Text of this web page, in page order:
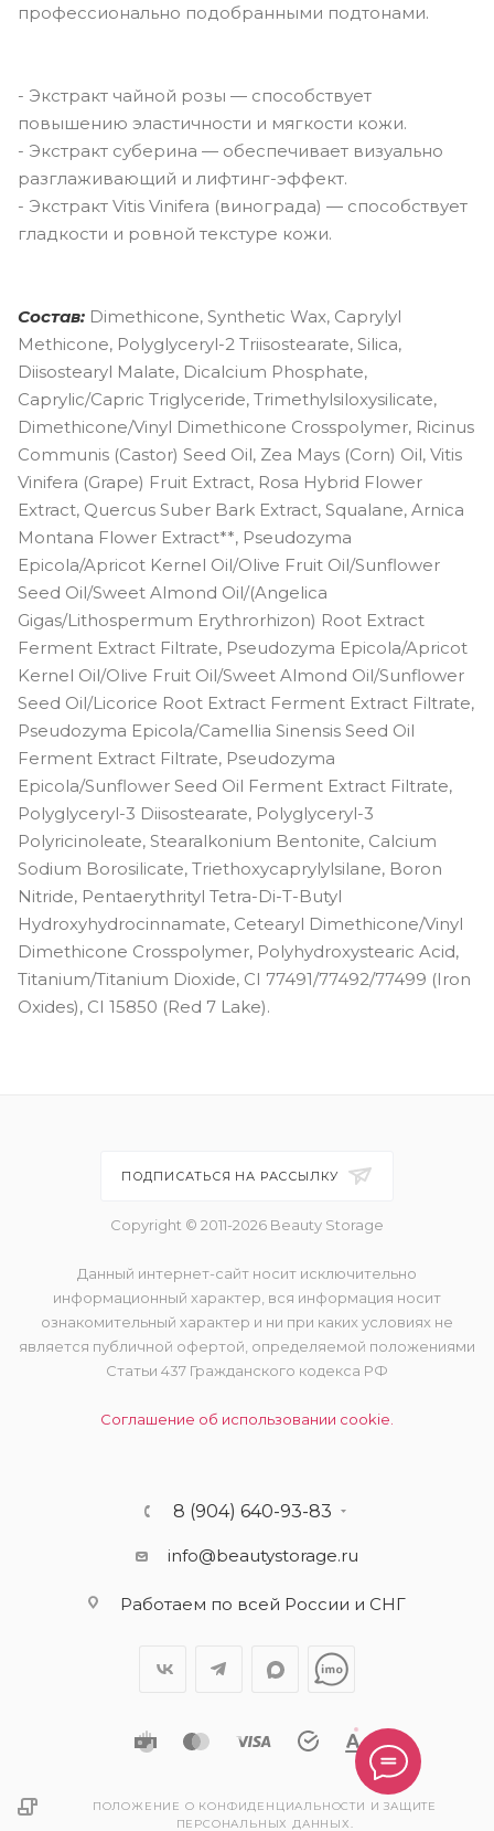
профессионально подобранными подтонами.
- Экстракт чайной розы — способствует
повышению эластичности и мягкости кожи.
- Экстракт суберина — обеспечивает визуально
разглаживающий и лифтинг-эффект.
- Экстракт Vitis Vinifera (винограда) — способствует
гладкости и ровной текстуре кожи.
Состав: Dimethicone, Synthetic Wax, Caprylyl
Methicone, Polyglyceryl-2 Triisostearate, Silica,
Diisostearyl Malate, Dicalcium Phosphate,
Caprylic/Capric Triglyceride, Trimethylsiloxysilicate,
Dimethicone/Vinyl Dimethicone Crosspolymer, Ricinus
Communis (Castor) Seed Oil, Zea Mays (Corn) Oil, Vitis
Vinifera (Grape) Fruit Extract, Rosa Hybrid Flower
Extract, Quercus Suber Bark Extract, Squalane, Arnica
Montana Flower Extract**, Pseudozyma
Epicola/Apricot Kernel Oil/Olive Fruit Oil/Sunflower
Seed Oil/Sweet Almond Oil/(Angelica
Gigas/Lithospermum Erythrorhizon) Root Extract
Ferment Extract Filtrate, Pseudozyma Epicola/Apricot
Kernel Oil/Olive Fruit Oil/Sweet Almond Oil/Sunflower
Seed Oil/Licorice Root Extract Ferment Extract Filtrate,
Pseudozyma Epicola/Camellia Sinensis Seed Oil
Ferment Extract Filtrate, Pseudozyma
Epicola/Sunflower Seed Oil Ferment Extract Filtrate,
Polyglyceryl-3 Diisostearate, Polyglyceryl-3
Polyricinoleate, Stearalkonium Bentonite, Calcium
Sodium Borosilicate, Triethoxycaprylylsilane, Boron
Nitride, Pentaerythrityl Tetra-Di-T-Butyl
Hydroxyhydrocinnamate, Cetearyl Dimethicone/Vinyl
Dimethicone Crosspolymer, Polyhydroxystearic Acid,
Titanium/Titanium Dioxide, CI 77491/77492/77499 (Iron
Oxides), CI 15850 (Red 7 Lake).
ПОДПИСАТЬСЯ НА РАССЫЛКУ
Copyright © 2011-2026 Beauty Storage
Данный интернет-сайт носит исключительно
информационный характер, вся информация носит
ознакомительный характер и ни при каких условиях не
является публичной офертой, определяемой положениями
Статьи 437 Гражданского кодекса РФ
Соглашение об использовании cookie.
8 (904) 640-93-83
info@beautystorage.ru
Работаем по всей России и СНГ
ПОЛОЖЕНИЕ О КОНФИДЕНЦИАЛЬНОСТИ И ЗАЩИТЕ
ПЕРСОНАЛЬНЫХ ДАННЫХ.